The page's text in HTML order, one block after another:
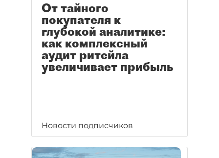
От тайного
покупателя к
глубокой аналитике:
как комплексный
аудит ритейла
увеличивает прибыль
Новости подписчиков